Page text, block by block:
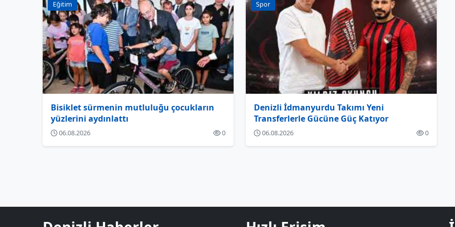
Eğitim
Bisiklet sürmenin mutluluğu çocukların
yüzlerini aydınlattı
06.08.2026 0
Spor
Denizli İdmanyurdu Takımı Yeni
Transferlerle Gücüne Güç Katıyor
06.08.2026 0